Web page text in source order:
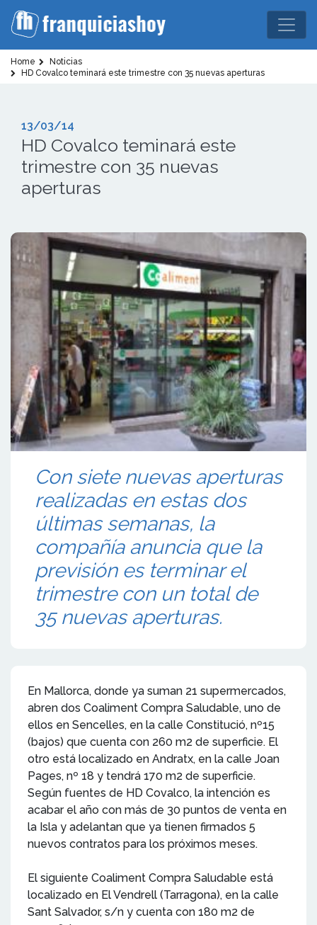
Home
Noticias
HD Covalco teminará este trimestre con 35 nuevas aperturas
13/03/14
HD Covalco teminará este
trimestre con 35 nuevas
aperturas
Con siete nuevas aperturas
realizadas en estas dos
últimas semanas, la
compañía anuncia que la
previsión es terminar el
trimestre con un total de
35 nuevas aperturas.
En Mallorca, donde ya suman 21 supermercados,
abren dos Coaliment Compra Saludable, uno de
ellos en Sencelles, en la calle Constitució, nº15
(bajos) que cuenta con 260 m2 de superficie. El
otro está localizado en Andratx, en la calle Joan
Pages, nº 18 y tendrá 170 m2 de superficie.
Según fuentes de HD Covalco, la intención es
acabar el año con más de 30 puntos de venta en
la Isla y adelantan que ya tienen firmados 5
nuevos contratos para los próximos meses.
El siguiente Coaliment Compra Saludable está
localizado en El Vendrell (Tarragona), en la calle
Sant Salvador, s/n y cuenta con 180 m2 de